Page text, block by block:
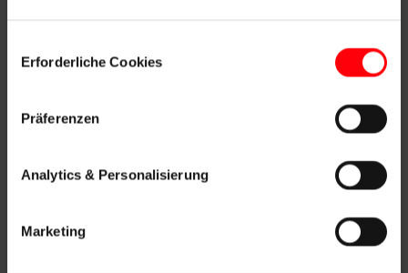
Erforderliche Cookies
Präferenzen
Analytics & Personalisierung
Marketing